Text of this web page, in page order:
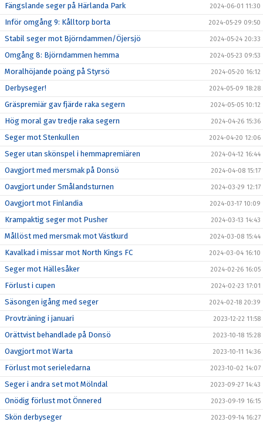
Fängslande seger på Härlanda Park 2024-06-01 11:30
Inför omgång 9: Kålltorp borta 2024-05-29 09:50
Stabil seger mot Björndammen/Öjersjö 2024-05-24 20:33
Omgång 8: Björndammen hemma 2024-05-23 09:53
Moralhöjande poäng på Styrsö 2024-05-20 16:12
Derbyseger! 2024-05-09 18:28
Gräspremiär gav fjärde raka segern 2024-05-05 10:12
Hög moral gav tredje raka segern 2024-04-26 15:36
Seger mot Stenkullen 2024-04-20 12:06
Seger utan skönspel i hemmapremiären 2024-04-12 16:44
Oavgjort med mersmak på Donsö 2024-04-08 15:17
Oavgjort under Smålandsturnen 2024-03-29 12:17
Oavgjort mot Finlandia 2024-03-17 10:09
Krampaktig seger mot Pusher 2024-03-13 14:43
Mållöst med mersmak mot Västkurd 2024-03-08 15:44
Kavalkad i missar mot North Kings FC 2024-03-04 16:10
Seger mot Hällesåker 2024-02-26 16:05
Förlust i cupen 2024-02-23 17:01
Säsongen igång med seger 2024-02-18 20:39
Provträning i januari 2023-12-22 11:58
Orättvist behandlade på Donsö 2023-10-18 15:28
Oavgjort mot Warta 2023-10-11 14:36
Förlust mot serieledarna 2023-10-02 14:07
Seger i andra set mot Mölndal 2023-09-27 14:43
Onödig förlust mot Önnered 2023-09-19 16:15
Skön derbyseger 2023-09-14 16:27